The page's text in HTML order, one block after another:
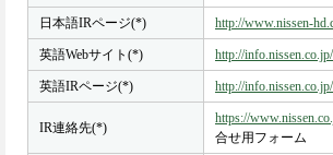
日本語IRページ(*) http://www.nissen-
英語Webサイト(*) http://
英語IRページ(*) http://
IR連絡先(*)
https://
合せ用フォーム